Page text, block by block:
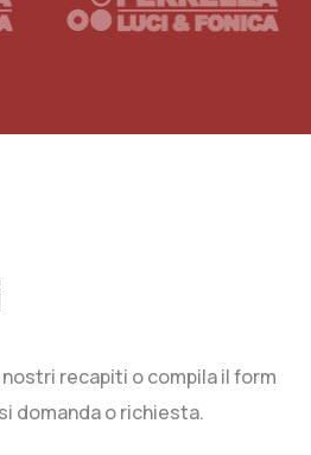
recapiti o compila il form
domanda o richiesta.